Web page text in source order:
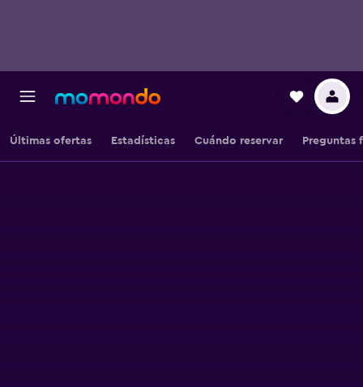
Últimas ofertas Estadísticas Cuándo reservar Preguntas